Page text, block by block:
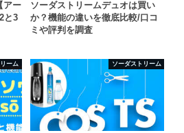
アー
と3
ソーダストリームデュオは買い
か？機能の違いを徹底比較/口コ
ミや評判を調査
ーム ソーダストリーム